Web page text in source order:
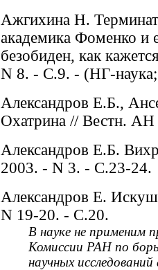
Ажгихина Н.
академика Фоменко и
безобиден, как
N 8. - С.9. - (НГ-
Александров Е.Б.,
Охатрина // Вестн.
Александров Е.Б.
2003. - N 3. - С.23-24.
Александров Е.
N 19-20. - С.20.
В науке не применим
Комиссии РАН по
научных